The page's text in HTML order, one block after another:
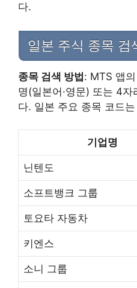
다.
일본 주식 종목 검
종목 검색 방법: MTS 앱
명(일본어·영문) 또는 4
다. 일본 주요 종목 코드
기업명
닌텐도
소프트뱅크 그룹
토요타 자동차
키엔스
소니 그룹